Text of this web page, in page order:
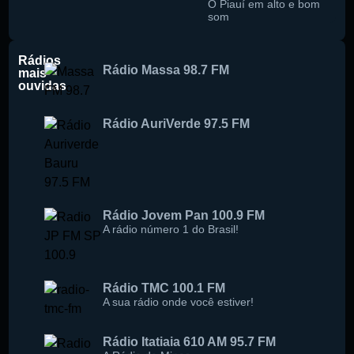
O Piauí em alto e bom
som
Rádios
mais
ouvidas
Rádio Massa 98.7 FM
Rádio AuriVerde 97.5 FM
Rádio Jovem Pan 100.9 FM
A rádio número 1 do Brasil!
Rádio TMC 100.1 FM
A sua rádio onde você estiver!
Rádio Itatiaia 610 AM 95.7 FM